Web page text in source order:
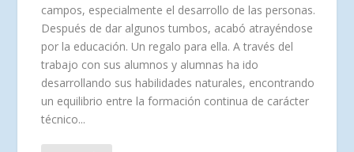
campos, especialmente el desarrollo de las personas.
Después de dar algunos tumbos, acabó atrayéndose
por la educación. Un regalo para ella. A través del
trabajo con sus alumnos y alumnas ha ido
desarrollando sus habilidades naturales, encontrando
un equilibrio entre la formación continua de carácter
técnico...